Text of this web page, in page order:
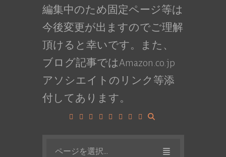
編集中のため固定ページ等は
今後変更が出ますのでご理解
頂けると幸いです。また、
ブログ記事ではAmazon.co.jp
アソシエイトのリンク等添
付してあります。
ページを選択...